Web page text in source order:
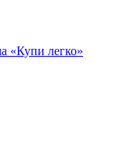
«Купи легко»